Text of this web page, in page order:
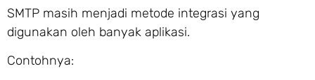
SMTP masih menjadi metode integrasi yang
digunakan oleh banyak aplikasi.
Contohnya: